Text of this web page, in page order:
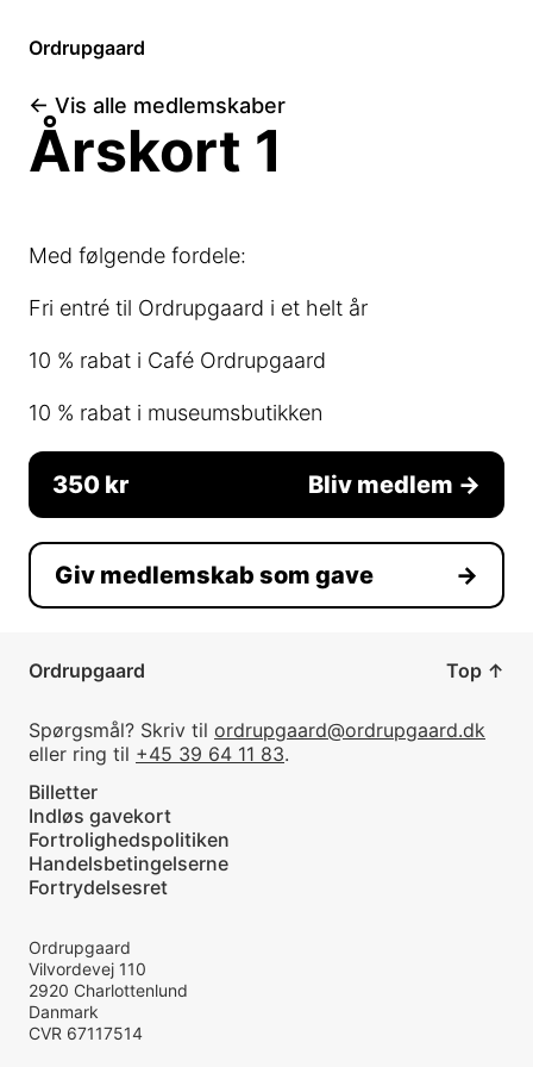
Ordrupgaard
← Vis alle medlemskaber
Årskort 1
Med følgende fordele:
Fri entré til Ordrupgaard i et helt år
10 % rabat i Café Ordrupgaard
10 % rabat i museumsbutikken
350 kr Bliv medlem →
Giv medlemskab som gave →
Top ↑
Ordrupgaard
Spørgsmål? Skriv til ordrupgaard@ordrupgaard.dk
eller ring til +45 39 64 11 83.
Billetter
Indløs gavekort
Fortrolighedspolitiken
Handelsbetingelserne
Fortrydelsesret
Ordrupgaard
Vilvordevej 110
2920 Charlottenlund
Danmark
CVR 67117514